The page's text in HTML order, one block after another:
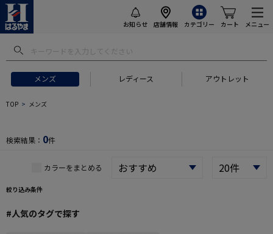
お知らせ 店舗情報 カテゴリー カート メニュー
メンズ レディース アウトレット
TOP メンズ
検索結果： 0件
カラーをまとめる
絞り込み条件
#人気のタグで探す